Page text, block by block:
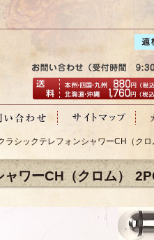
ラシックテレフォンシャワーCH（クロ
ャワーCH（クロム）